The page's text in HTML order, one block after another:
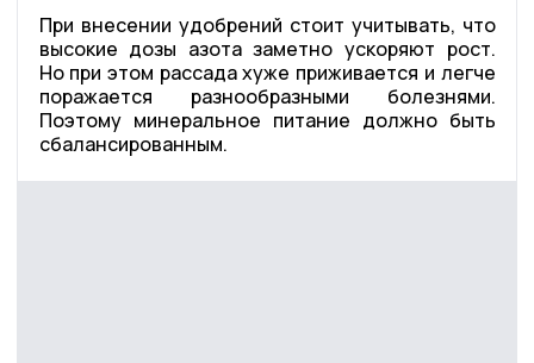
При внесении удобрений стоит учитывать, что
высокие дозы азота заметно ускоряют рост.
Но при этом рассада хуже приживается и легче
поражается разнообразными болезнями.
Поэтому минеральное питание должно быть
сбалансированным.